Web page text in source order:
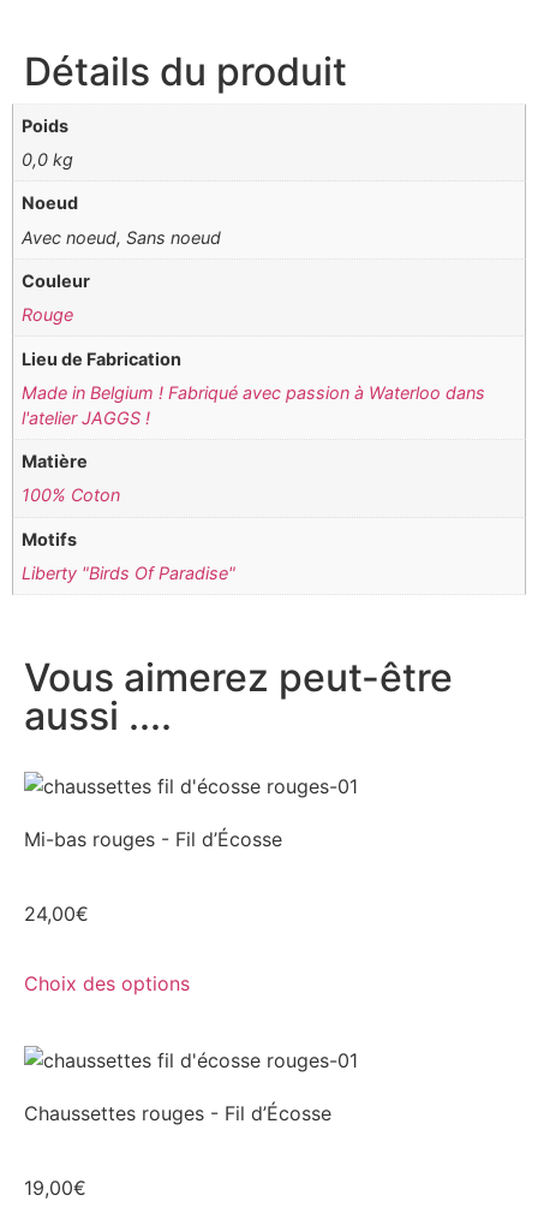
Détails du produit
Poids
0,0 kg
Noeud
Avec noeud, Sans noeud
Couleur
Rouge
Lieu de Fabrication
Made in Belgium ! Fabriqué avec passion à Waterloo dans
l'atelier JAGGS !
Matière
100% Coton
Motifs
Liberty "Birds Of Paradise"
Vous aimerez peut-être
aussi ....
Mi-bas rouges - Fil d’Écosse
24,00€
Choix des options
Chaussettes rouges - Fil d’Écosse
19,00€